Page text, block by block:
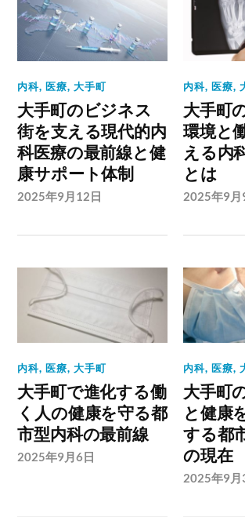
内科, 医療,大手町
大手町のビジネス
街を支える現代的内
科医療の最前線と健
康サポート体制
2025年9月12日
内科, 医療,
大手町
環境と
える内
とは
2025年9月
内科,医療,大手町
大手町で進化する働
く人の健康を守る都
市型内科の最前線
2025年9月6日
内科,医療,
大手町
と健康
する都
の現在
2025年9月